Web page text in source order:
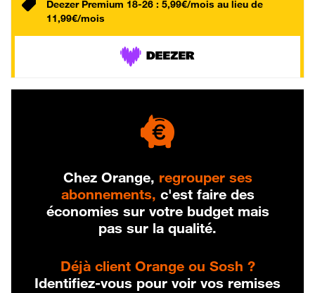
Deezer Premium 18-26 : 5,99€/mois au lieu de
11,99€/mois
Chez Orange, regrouper ses
abonnements, c'est faire des
économies sur votre budget mais
pas sur la qualité.
Déjà client Orange ou Sosh ?
Identifiez-vous pour voir vos remises